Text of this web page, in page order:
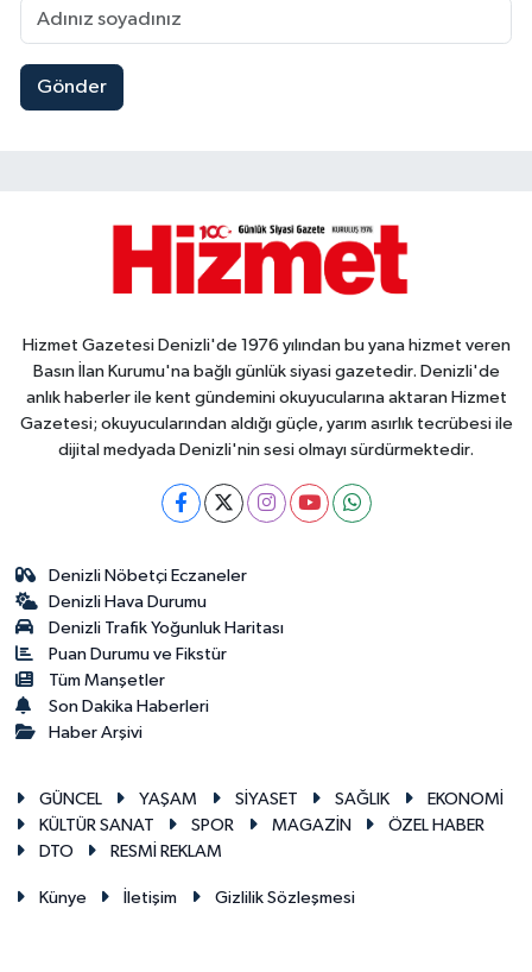
Gönder
Hizmet Gazetesi Denizli'de 1976 yılından bu yana hizmet veren
Basın İlan Kurumu'na bağlı günlük siyasi gazetedir. Denizli'de
anlık haberler ile kent gündemini okuyucularına aktaran Hizmet
Gazetesi; okuyucularından aldığı güçle, yarım asırlık tecrübesi ile
dijital medyada Denizli'nin sesi olmayı sürdürmektedir.
Denizli Nöbetçi Eczaneler
Denizli Hava Durumu
Denizli Trafik Yoğunluk Haritası
Puan Durumu ve Fikstür
Tüm Manşetler
Son Dakika Haberleri
Haber Arşivi
GÜNCEL YAŞAM SİYASET SAĞLIK
EKONOMİ
KÜLTÜR SANAT
SPOR MAGAZİN
ÖZEL HABER
DTO
RESMİ REKLAM
Künye İletişim Gizlilik Sözleşmesi